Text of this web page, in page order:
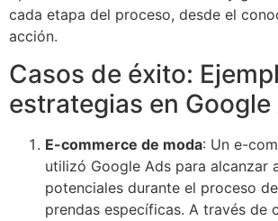
cada etapa del proceso, desde el
acción.
Casos de éxito:
estrategias en Google
E-commerce de moda: Un e-
utilizó Google Ads para alcanzar
potenciales durante el proceso
prendas específicas. A través de